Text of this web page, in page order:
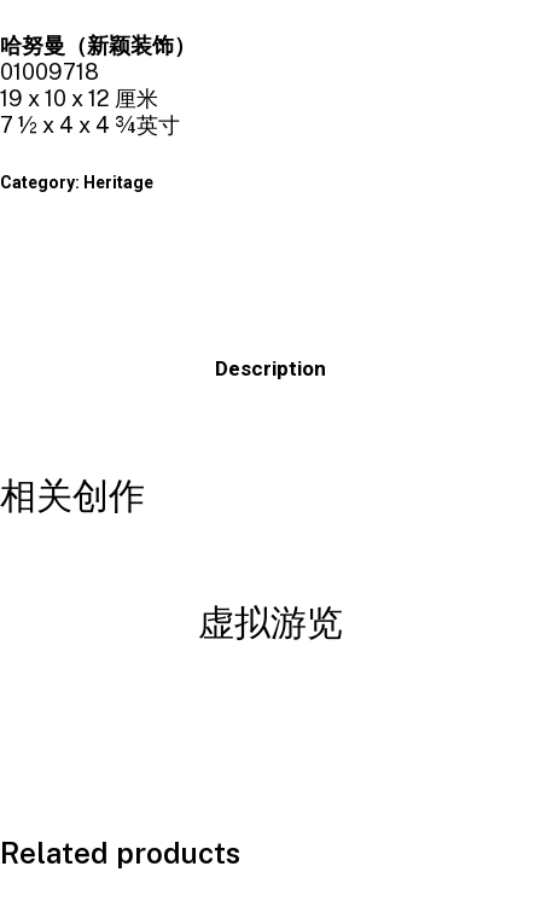
哈努曼（新颖装饰）
01009718
19 x 10 x 12 厘米
7 ½ x 4 x 4 ¾英寸
Category: Heritage
Description
相关创作
虚拟游览
Related products